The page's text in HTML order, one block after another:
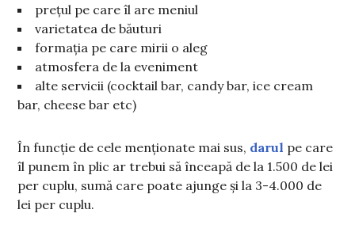
prețul pe care îl are meniul
varietatea de băuturi
formația pe care mirii o aleg
atmosfera de la eveniment
alte servicii (cocktail bar, candy bar, ice cream
bar, cheese bar etc)
În funcție de cele menționate mai sus, darul pe care
îl punem în plic ar trebui să înceapă de la 1.500 de lei
per cuplu, sumă care poate ajunge și la 3-4.000 de
lei per cuplu.